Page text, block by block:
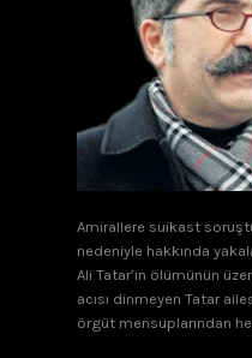
Amirallere suikast
nedeniyle hakkında
Ali Tatar’ın ölümünün
acısı dinmeyen Tatar
örgüt mensuplarından